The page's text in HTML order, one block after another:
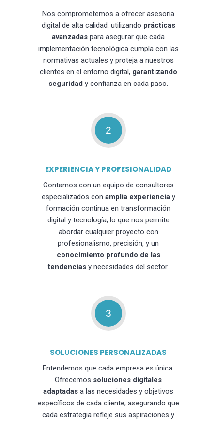
Nos comprometemos a ofrecer asesoría
digital de alta calidad, utilizando prácticas
avanzadas para asegurar que cada
implementación tecnológica cumpla con las
normativas actuales y proteja a nuestros
clientes en el entorno digital, garantizando
seguridad y confianza en cada paso.
2
EXPERIENCIA Y PROFESIONALIDAD
Contamos con un equipo de consultores
especializados con amplia experienciay
formación continua en transformación
digital y tecnología, lo que nos permite
abordar cualquier proyecto con
profesionalismo, precisión, y un
conocimiento profundo de las
tendencias y necesidades del sector.
3
SOLUCIONES PERSONALIZADAS
Entendemos que cada empresa es única.
Ofrecemos soluciones digitales
adaptadas a las necesidades y objetivos
específicos de cada cliente, asegurando que
cada estrategia refleje sus aspiraciones y